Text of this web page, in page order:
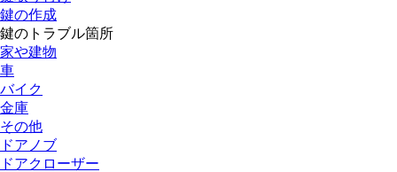
鍵の作成
鍵のトラブル箇所
家や建物
車
バイク
金庫
その他
ドアノブ
ドアクローザー